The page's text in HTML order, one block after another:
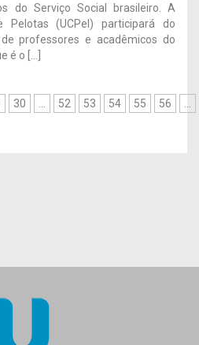
do Serviço Social brasileiro. A
Pelotas (UCPel) participará do
professores e acadêmicos do
é o […]
30 52 53 54 55 56